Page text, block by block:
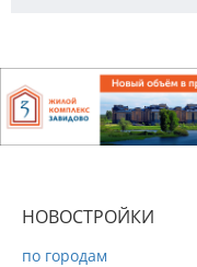
НОВОСТРОЙКИ
по городам